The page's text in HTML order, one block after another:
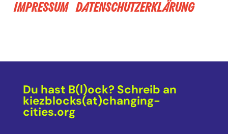
IMPRESSUM DATENSCHUTZERKLÄRUNG
Du hast B(l)ock? Schreib an
kiezblocks(at)changing-
cities.org